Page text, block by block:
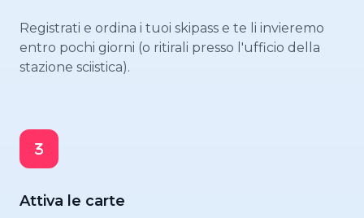
Registrati e ordina i tuoi skipass e te li invieremo
entro pochi giorni (o ritirali presso l'ufficio della
stazione sciistica).
Attiva le carte